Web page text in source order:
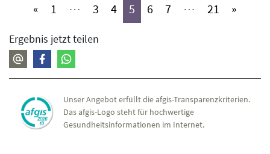
« 1 (aktiv)
⋯ 3 (aktiv)
4(aktiv)
5 (aktiv)
6 (aktiv)
7(aktiv)
⋯ 21 (aktiv)
»
Ergebnis jetzt teilen
Unser Angebot erfüllt die afgis-Transparenzkriterien.
Das afgis-Logo steht für hochwertige
Gesundheitsinformationen im Internet.